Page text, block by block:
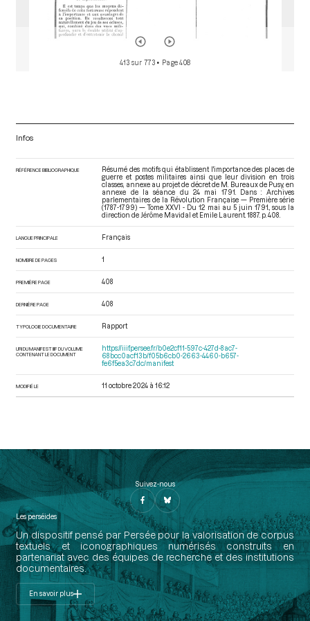
413 sur 773 • Page 408
Infos
RÉFÉRENCE BIBLIOGRAPHIQUE
Résumé des motifs qui établissent l'importance des places de
guerre et postes militaires ainsi que leur division en trois
classes, annexe au projet de décret de M. Bureaux de Pusy, en
annexe de la séance du 24 mai 1791. Dans : Archives
parlementaires de la Révolution Française — Première série
(1787-1799) — Tome XXVI - Du 12 mai au 5 juin 1791.
, sous la
direction de Jérôme Mavidal et Emile Laurent. 1887. p. 408.
LANGUE PRINCIPALE Français
NOMBRE DE PAGES 1
PREMIÈRE PAGE 408
DERNIÈRE PAGE 408
TYPOLOGIE DOCUMENTAIRE Rapport
URI DU MANIFEST IIIF DU VOLUME
CONTENANT LE DOCUMENT
https://iiif.persee.fr/b0e2cf11-597c-427d-8ac7-
68bcc0acf13b/f05b6cb0-2663-4460-b657-
fe6f5ea3c7dc/manifest
MODIFIÉ LE 11 octobre 2024 à 16:12
Suivez-nous
Les perséides
Un dispositif pensé par Persée pour la valorisation de corpus
textuels et iconographiques numérisés construits en
partenariat avec des équipes de recherche et des institutions
documentaires.
En savoir plus